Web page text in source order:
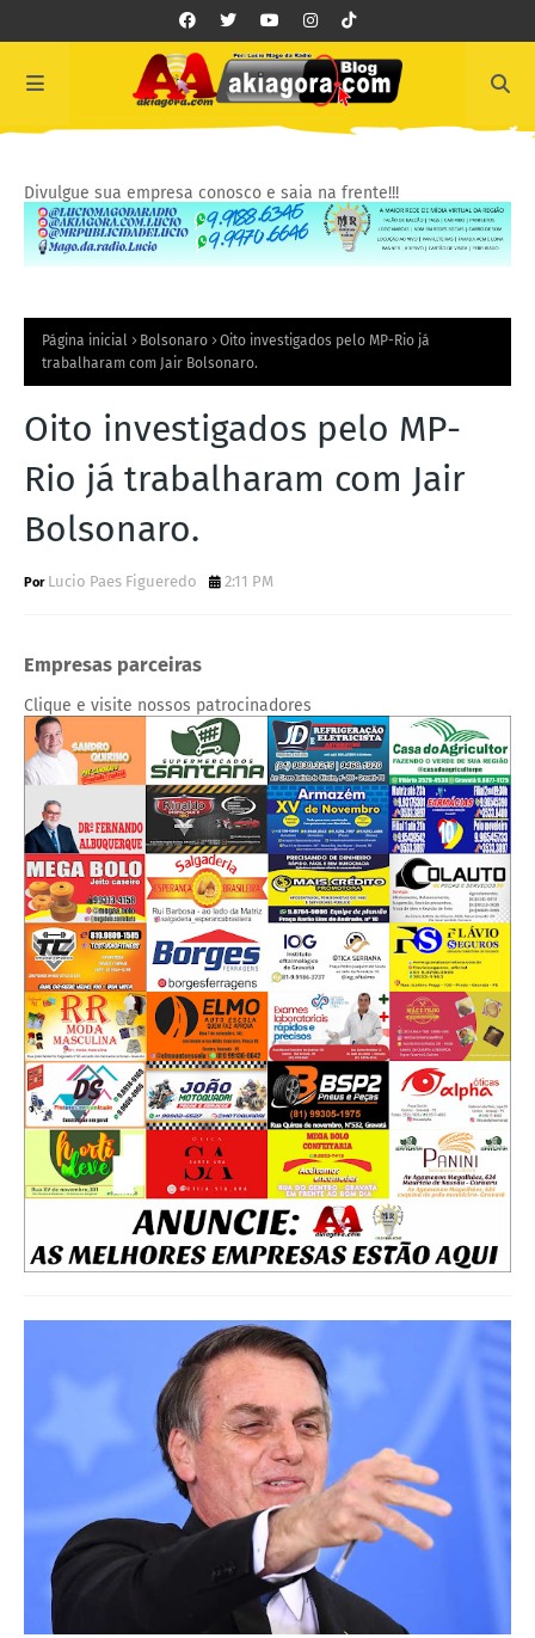
Divulgue sua empresa conosco e saia na frente!!!
Página inicial Bolsonaro
Oito investigados pelo MP-Rio já
trabalharam com Jair Bolsonaro.
Oito investigados pelo MP-
Rio já trabalharam com Jair
Bolsonaro.
Lucio Paes Figueredo 2:11 PM
Empresas parceiras
Clique e visite nossos patrocinadores